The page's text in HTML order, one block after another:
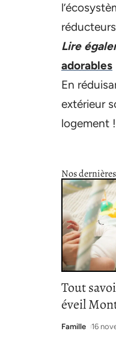
Lire
adorables
En
extérieur
logement !
Nos
Tout
éveil
Famille 16